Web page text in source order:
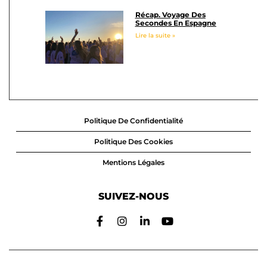
Récap. Voyage Des
Secondes En Espagne
Lire la suite »
Politique De Confidentialité
Politique Des Cookies
Mentions Légales
SUIVEZ-NOUS